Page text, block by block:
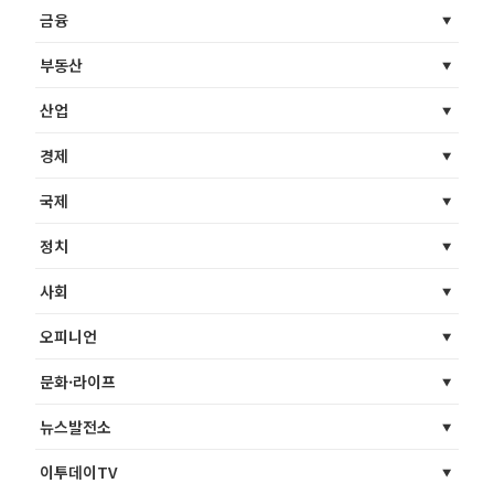
금융
부동산
산업
경제
국제
정치
사회
오피니언
문화·라이프
뉴스발전소
이투데이TV